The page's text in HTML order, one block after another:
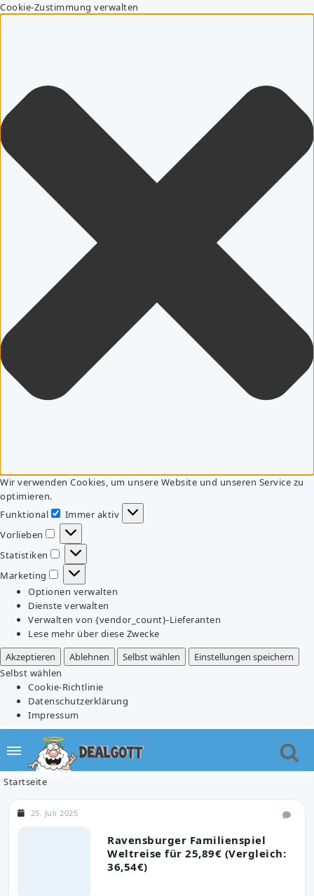
Cookie-Zustimmung verwalten
Wir verwenden Cookies, um unsere Website und unseren Service zu
optimieren.
Funktional
Funktional
Immer aktiv
Vorlieben
Vorlieben
Statistiken
Statistiken
Marketing
Marketing
Optionen verwalten
Dienste verwalten
Verwalten von {vendor_count}-Lieferanten
Lese mehr über diese Zwecke
Akzeptieren
Ablehnen Selbst wählen
Einstellungen speichern
Selbst wählen
Cookie-Richtlinie
Datenschutzerklärung
Impressum
Startseite
Ravensburger Familienspiel
Weltreise für 25,89€ (Vergleich:
36,54€)
25. Juli 2025